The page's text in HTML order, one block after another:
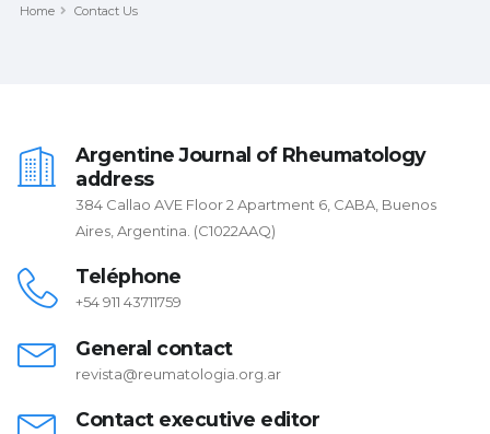
Home Contact Us
Argentine Journal of Rheumatology
address
384 Callao AVE Floor 2 Apartment 6, CABA, Buenos
Aires, Argentina. (C1022AAQ)
Teléphone
+54 911 43711759
General contact
revista@reumatologia.org.ar
Contact executive editor